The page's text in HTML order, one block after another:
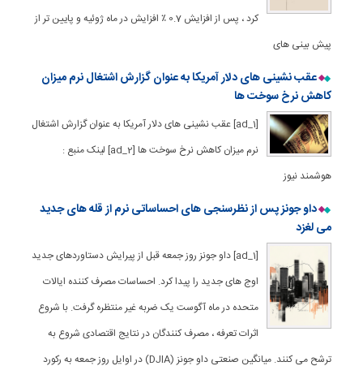
کرد ، پس از افزایش 0.7 ٪ افزایش در ماه ژوئیه و پایین تر از
پیش بینی های
عقب نشینی های دلار آمریکا به عنوان گزارش اشتغال نرم میزان
کاهش نرخ سوخت ها
[ad_1] عقب نشینی های دلار آمریکا به عنوان گزارش اشتغال
نرم میزان کاهش نرخ سوخت ها [ad_2] لینک منبع :
هوشمند نیوز
داو جونز پس از نظرسنجی های احساساتی نرم از قله های جدید
می لغزد
[ad_1] داو جونز روز جمعه قبل از پیرایش دستاوردهای جدید
اوج های جدید را پیدا کرد. احساسات مصرف کننده ایالات
متحده در ماه آگوست یک ضربه غیر منتظره گرفت. با شروع
اثرات تعرفه ، مصرف کنندگان در نتایج اقتصادی شروع به
ترشح می کنند. میانگین صنعتی داو جونز (DJIA) در اوایل روز جمعه به رکورد